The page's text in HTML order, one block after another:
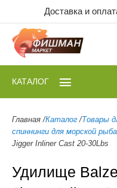
Доставка и
КАТАЛОГ
Главная /Каталог /Товары
спиннинги для морской
Jigger Inliner Cast 20-30Lbs
Удилище